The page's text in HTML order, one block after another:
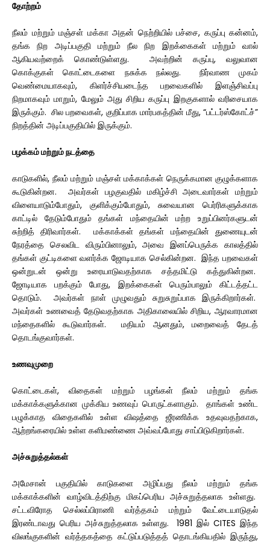
தோற்றம்
நீலம் மற்றும் மஞ்சள் மக்கா அதன் நெற்றியில் பச்சை, கருப்பு கன்னம்,
தங்க நிற அடிப்பகுதி மற்றும் நீல நிற இறக்கைகள் மற்றும் வால்
ஆகியவற்றைக் கொண்டுள்ளது. அவற்றின் கருப்பு, வலுவான
கொக்குகள் கொட்டைகளை நசுக்க நல்லது. நிர்வாண முகம்
வெண்மையாகவும், கிளர்ச்சியடைந்த பறவைகளில் இளஞ்சிவப்பு
நிறமாகவும் மாறும், மேலும் அது சிறிய கருப்பு இறகுகளால் வரிசையாக
இருக்கும். சில பறவைகள், குறிப்பாக மார்பகத்தின் மீது, “பட்டர்ஸ்கோட்ச்”
நிறத்தின் அடிப்பகுதியில் இருக்கும்.
பழக்கம் மற்றும் நடத்தை
காடுகளில், நீலம் மற்றும் மஞ்சள் மக்காக்கள் நெருக்கமான குழுக்களாக
கூடுகின்றன. அவர்கள் பழகுவதில் மகிழ்ச்சி அடைவார்கள் மற்றும்
விளையாடும்போதும், குளிக்கும்போதும், சுவையான பெர்ரிகளுக்காக
காட்டில் தேடும்போதும் தங்கள் மந்தையின் மற்ற உறுப்பினர்களுடன்
சுற்றித் திரிவார்கள். மக்காக்கள் தங்கள் மந்தையின் துணையுடன்
நேரத்தை செலவிட விரும்பினாலும், அவை இனப்பெருக்க காலத்தில்
தங்கள் குட்டிகளை வளர்க்க ஜோடியாக செல்கின்றன. இந்த பறவைகள்
ஒன்றுடன் ஒன்று உரையாடுவதற்காக சத்தமிட்டு கத்துகின்றன.
ஜோடியாக பறக்கும் போது, ​​இறக்கைகள் பெரும்பாலும் கிட்டத்தட்ட
தொடும். அவர்கள் நாள் முழுவதும் சுறுசுறுப்பாக இருக்கிறார்கள்.
அவர்கள் உணவைத் தேடுவதற்காக அதிகாலையில் சிறிய, ஆரவாரமான
மந்தைகளில் கூடுவார்கள். மதியம் ஆனதும், மறைவைத் தேடத்
தொடங்குவார்கள்.
உணவுமுறை
கொட்டைகள், விதைகள் மற்றும் பழங்கள் நீலம் மற்றும் தங்க
மக்காக்களுக்கான முக்கிய உணவுப் பொருட்களாகும். தாங்கள் உண்ட
பழுக்காத விதைகளில் உள்ள விஷத்தை ஜீரணிக்க உதவுவதற்காக,
ஆற்றங்கரையில் உள்ள களிமண்ணை அவ்வப்போது சாப்பிடுகிறார்கள்.
அச்சுறுத்தல்கள்
அமேசான் பகுதியில் காடுகளை அழிப்பது நீலம் மற்றும் தங்க
மக்காக்களின் வாழ்விடத்திற்கு மிகப்பெரிய அச்சுறுத்தலாக உள்ளது.
சட்டவிரோத செல்லப்பிராணி வர்த்தகம் மற்றும் வேட்டையாடுதல்
இரண்டாவது பெரிய அச்சுறுத்தலாக உள்ளது. 1981 இல் CITES இந்த
விலங்குகளின் வர்த்தகத்தை கட்டுப்படுத்தத் தொடங்கியதில் இருந்து,